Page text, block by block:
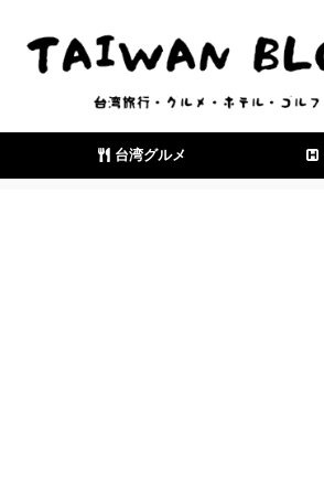
台湾グルメ